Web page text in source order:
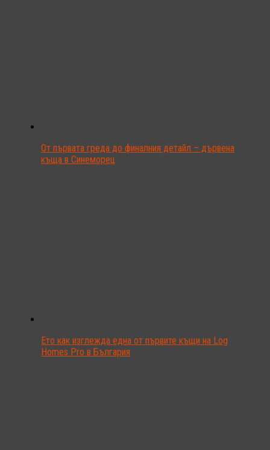
От първата греда до финалния детайл – дървена
къща в Синеморец
Ето как изглежда една от първите къщи на Log
Homes Pro в България